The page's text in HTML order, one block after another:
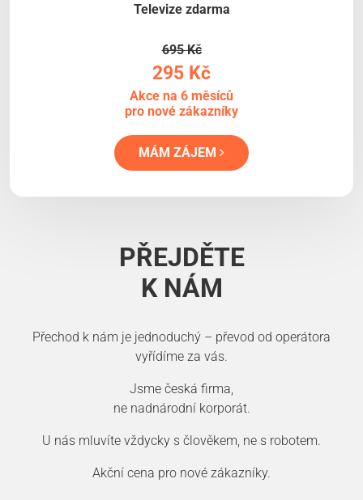
Televize zdarma
695 Kč
295 Kč
Akce na 6 měsíců
pro nové zákazníky
MÁM ZÁJEM
PŘEJDĚTE
K NÁM
Přechod k nám je jednoduchý – převod od operátora
vyřídíme za vás.
Jsme česká firma,
ne nadnárodní korporát.
U nás mluvíte vždycky s člověkem, ne s robotem.
Akční cena pro nové zákazníky.